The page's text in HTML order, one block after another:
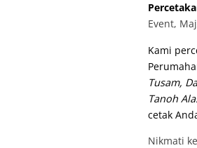
Event,
Kami
Tusam,
Tanoh
cetak
Nikmati